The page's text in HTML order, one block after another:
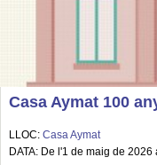
Casa Aymat 100
LLOC: Casa Aymat
DATA: De l'1 de maig de